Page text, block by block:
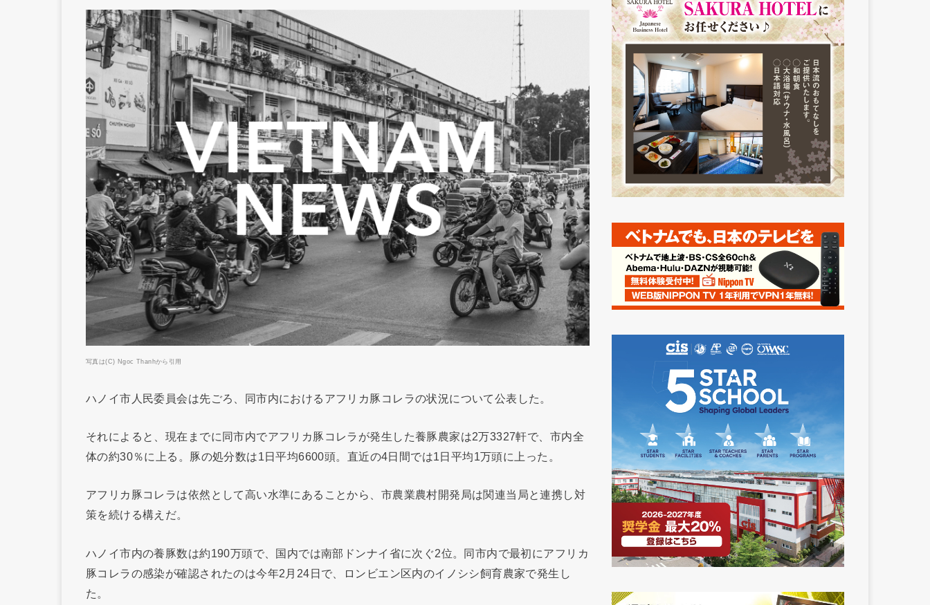
写真は(C) Ngoc Thanhから引用
ハノイ市人民委員会は先ごろ、同市内におけるアフリカ豚コレラの状況について公表した。
それによると、現在までに同市内でアフリカ豚コレラが発生した養豚農家は2万3327軒で、市内全
体の約30％に上る。豚の処分数は1日平均6600頭。直近の4日間では1日平均1万頭に上った。
アフリカ豚コレラは依然として高い水準にあることから、市農業農村開発局は関連当局と連携し対
策を続ける構えだ。
ハノイ市内の養豚数は約190万頭で、国内では南部ドンナイ省に次ぐ2位。同市内で最初にアフリカ
豚コレラの感染が確認されたのは今年2月24日で、ロンビエン区内のイノシシ飼育農家で発生し
た。